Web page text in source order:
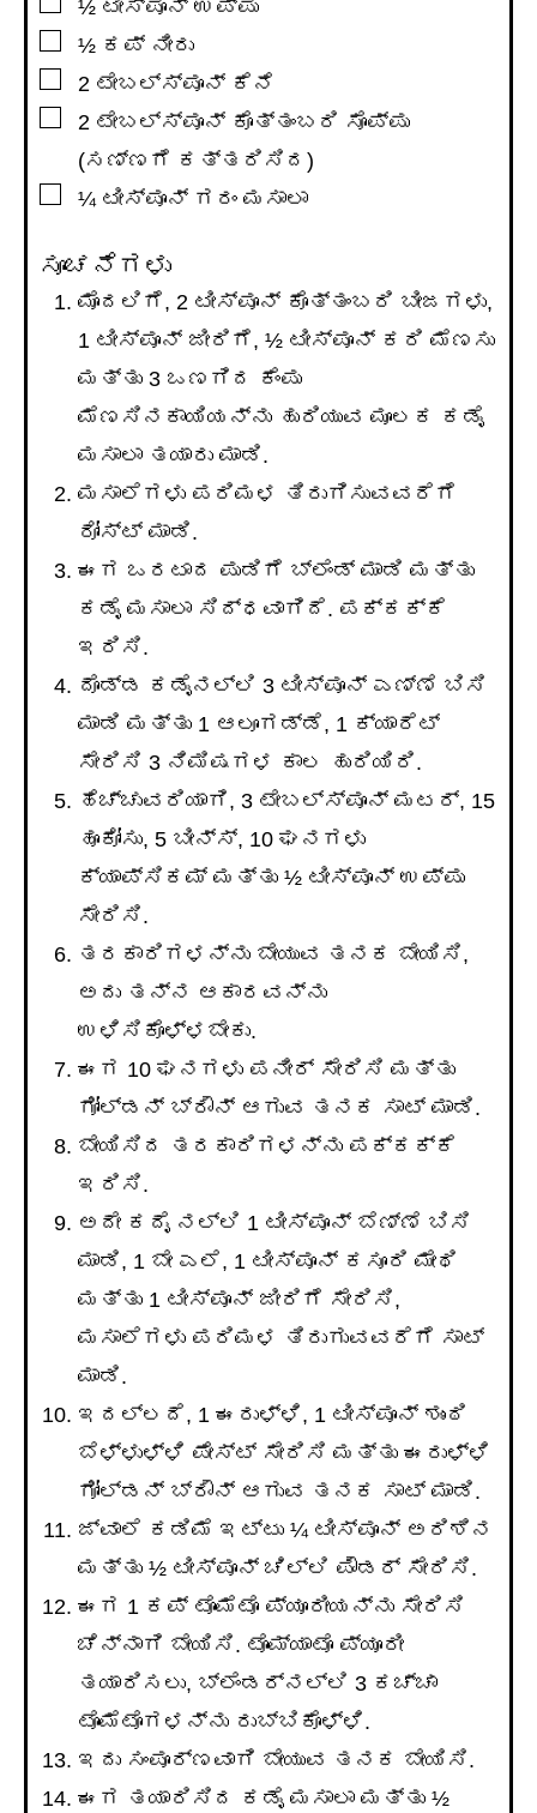
½ ಟೀಸ್ಪೂನ್ ಉಪ್ಪು
▢½ ಕಪ್ ನೀರು
▢2 ಟೇಬಲ್ಸ್ಪೂನ್ ಕೆನೆ
▢2 ಟೇಬಲ್ಸ್ಪೂನ್ ಕೊತ್ತಂಬರಿ ಸೊಪ್ಪು
(ಸಣ್ಣಗೆ ಕತ್ತರಿಸಿದ)
▢¼ ಟೀಸ್ಪೂನ್ ಗರಂ ಮಸಾಲಾ
ಸೂಚನೆಗಳು
ಮೊದಲಿಗೆ, 2 ಟೀಸ್ಪೂನ್ ಕೊತ್ತಂಬರಿ ಬೀಜಗಳು,
1 ಟೀಸ್ಪೂನ್ ಜೀರಿಗೆ, ½ ಟೀಸ್ಪೂನ್ ಕರಿ ಮೆಣಸು
ಮತ್ತು 3 ಒಣಗಿದ ಕೆಂಪು
ಮೆಣಸಿನಕಾಯಿಯನ್ನು ಹುರಿಯುವ ಮೂಲಕ ಕಡೈ
ಮಸಾಲಾ ತಯಾರು ಮಾಡಿ.
ಮಸಾಲೆಗಳು ಪರಿಮಳ ತಿರುಗಿಸುವವರೆಗೆ
ರೋಸ್ಟ್ ಮಾಡಿ.
ಈಗ ಒರಟಾದ ಪುಡಿಗೆ ಬ್ಲೆಂಡ್ ಮಾಡಿ ಮತ್ತು
ಕಡೈ ಮಸಾಲಾ ಸಿದ್ಧವಾಗಿದೆ. ಪಕ್ಕಕ್ಕೆ
ಇರಿಸಿ.
ದೊಡ್ಡ ಕಡೈನಲ್ಲಿ 3 ಟೀಸ್ಪೂನ್ ಎಣ್ಣೆ ಬಿಸಿ
ಮಾಡಿ ಮತ್ತು 1 ಆಲೂಗಡ್ಡೆ, 1 ಕ್ಯಾರೆಟ್
ಸೇರಿಸಿ 3 ನಿಮಿಷಗಳ ಕಾಲ ಹುರಿಯಿರಿ.
ಹೆಚ್ಚುವರಿಯಾಗಿ, 3 ಟೇಬಲ್ಸ್ಪೂನ್ ಮಟರ್, 15
ಹೂಕೋಸು, 5 ಬೀನ್ಸ್, 10 ಘನಗಳು
ಕ್ಯಾಪ್ಸಿಕಮ್ ಮತ್ತು ½ ಟೀಸ್ಪೂನ್ ಉಪ್ಪು
ಸೇರಿಸಿ.
ತರಕಾರಿಗಳನ್ನು ಬೇಯುವ ತನಕ ಬೇಯಿಸಿ,
ಅದು ತನ್ನ ಆಕಾರವನ್ನು
ಉಳಿಸಿಕೊಳ್ಳಬೇಕು.
ಈಗ 10 ಘನಗಳು ಪನೀರ್ ಸೇರಿಸಿ ಮತ್ತು
ಗೋಲ್ಡನ್ ಬ್ರೌನ್ ಆಗುವ ತನಕ ಸಾಟ್ ಮಾಡಿ.
ಬೇಯಿಸಿದ ತರಕಾರಿಗಳನ್ನು ಪಕ್ಕಕ್ಕೆ
ಇರಿಸಿ.
ಅದೇ ಕದೈ ನಲ್ಲಿ 1 ಟೀಸ್ಪೂನ್ ಬೆಣ್ಣೆ ಬಿಸಿ
ಮಾಡಿ, 1 ಬೇ ಎಲೆ, 1 ಟೀಸ್ಪೂನ್ ಕಸೂರಿ ಮೇಥಿ
ಮತ್ತು 1 ಟೀಸ್ಪೂನ್ ಜೀರಿಗೆ ಸೇರಿಸಿ,
ಮಸಾಲೆಗಳು ಪರಿಮಳ ತಿರುಗುವವರೆಗೆ ಸಾಟ್
ಮಾಡಿ.
ಇದಲ್ಲದೆ, 1 ಈರುಳ್ಳಿ, 1 ಟೀಸ್ಪೂನ್ ಶುಂಠಿ
ಬೆಳ್ಳುಳ್ಳಿ ಪೇಸ್ಟ್ ಸೇರಿಸಿ ಮತ್ತು ಈರುಳ್ಳಿ
ಗೋಲ್ಡನ್ ಬ್ರೌನ್ ಆಗುವ ತನಕ ಸಾಟ್ ಮಾಡಿ.
ಜ್ವಾಲೆ ಕಡಿಮೆ ಇಟ್ಟು ¼ ಟೀಸ್ಪೂನ್ ಅರಿಶಿನ
ಮತ್ತು ½ ಟೀಸ್ಪೂನ್ ಚಿಲ್ಲಿ ಪೌಡರ್ ಸೇರಿಸಿ.
ಈಗ 1 ಕಪ್ ಟೊಮೆಟೊ ಪ್ಯೂರೀಯನ್ನು ಸೇರಿಸಿ
ಚೆನ್ನಾಗಿ ಬೇಯಿಸಿ. ಟೊಮ್ಯಾಟೊ ಪ್ಯೂರೀ
ತಯಾರಿಸಲು, ಬ್ಲೆಂಡರ್ನಲ್ಲಿ 3 ಕಚ್ಚಾ
ಟೊಮೆಟೊಗಳನ್ನು ರುಬ್ಬಿಕೊಳ್ಳಿ.
ಇದು ಸಂಪೂರ್ಣವಾಗಿ ಬೇಯುವ ತನಕ ಬೇಯಿಸಿ.
ಈಗ ತಯಾರಿಸಿದ ಕಡೈ ಮಸಾಲಾ ಮತ್ತು ½